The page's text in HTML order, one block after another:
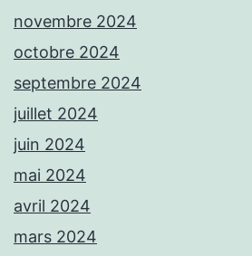
novembre 2024
octobre 2024
septembre 2024
juillet 2024
juin 2024
mai 2024
avril 2024
mars 2024